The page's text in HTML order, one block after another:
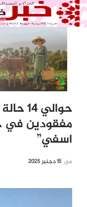
حوالي
مفقودين في
اسفي”
في 15 دجنبر 2025